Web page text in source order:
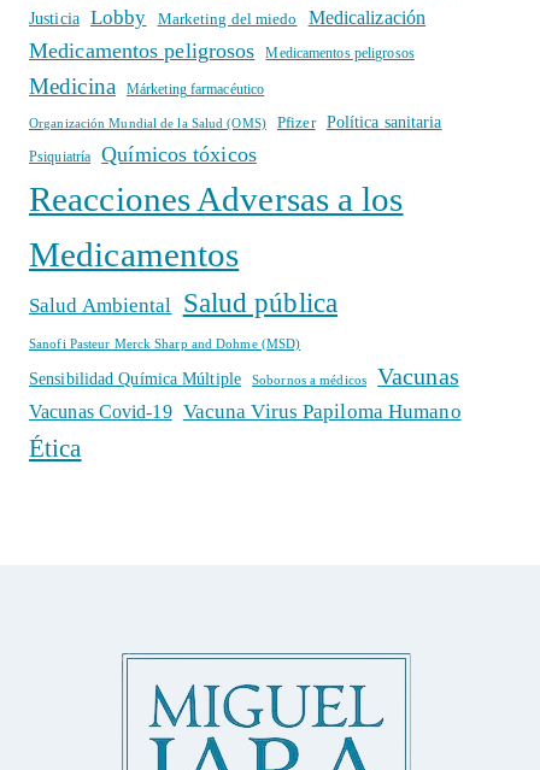
Justicia
Lobby Marketing del miedo Medicalización
Medicamentos peligrosos Medicamentos peligrosos
Medicina Márketing farmacéutico
Organización Mundial de la Salud (OMS) Pfizer Política sanitaria
Psiquiatría Químicos tóxicos
Reacciones Adversas a los
Medicamentos
Salud Ambiental Salud pública
Sanofi Pasteur Merck Sharp and Dohme (MSD)
Sensibilidad Química Múltiple Sobornos a médicos Vacunas
Vacunas Covid-19 Vacuna Virus Papiloma Humano
Ética